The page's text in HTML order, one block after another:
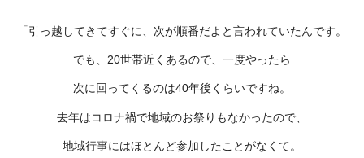
「引っ越してきてすぐに、次が順番だよと言われていたんです。
でも、20世帯近くあるので、一度やったら
次に回ってくるのは40年後くらいですね。
去年はコロナ禍で地域のお祭りもなかったので、
地域行事にはほとんど参加したことがなくて。